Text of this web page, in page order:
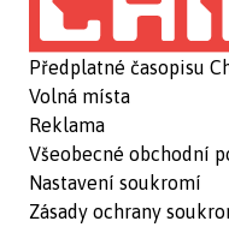
Předplatné časopisu
Volná místa
Reklama
Všeobecné obchodní
Nastavení soukromí
Zásady ochrany